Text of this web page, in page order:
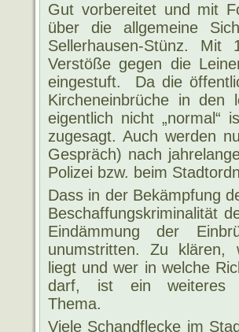
Gut vorbereitet und mit
über die allgemeine
Sellerhausen-Stünz. Mit
Verstöße gegen die
eingestuft. Da die
Kircheneinbrüche in den
eigentlich nicht „normal“
zugesagt. Auch werden
Gespräch) nach
Polizei bzw. beim
Dass in der Bekämpfung
Beschaffungskriminalität
Eindämmung der
unumstritten. Zu klären,
liegt und wer in welche
darf, ist ein weiteres
Thema.
Viele Schandflecke im